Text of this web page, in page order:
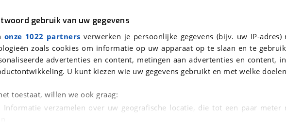
gebruik van uw gegevens
onze 1022 partners verwerken je persoonlijke gegevens (bijv. uw IP-adres)
zoals cookies om informatie op uw apparaat op te slaan en te
advertenties en content, metingen aan advertenties en content,
U kunt kiezen wie uw gegevens gebruikt en met welke
toestaat, willen we ook graag:
Informatie verzamelen over uw geografische locatie, die tot een paar meter
Fiets Motor
voor je gevonden